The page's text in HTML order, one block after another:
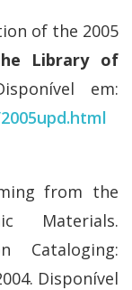
of the 2005
Library of
em:
from the
Materials.
Cataloging:
Disponível